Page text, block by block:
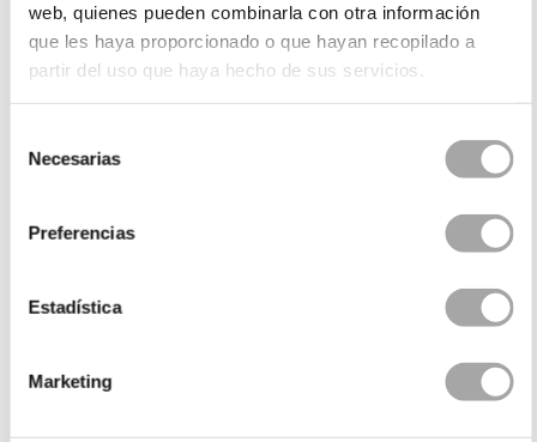
web, quienes pueden combinarla con otra información
que les haya proporcionado o que hayan recopilado a
partir del uso que haya hecho de sus servicios.
Necesarias
Preferencias
Estadística
Marketing